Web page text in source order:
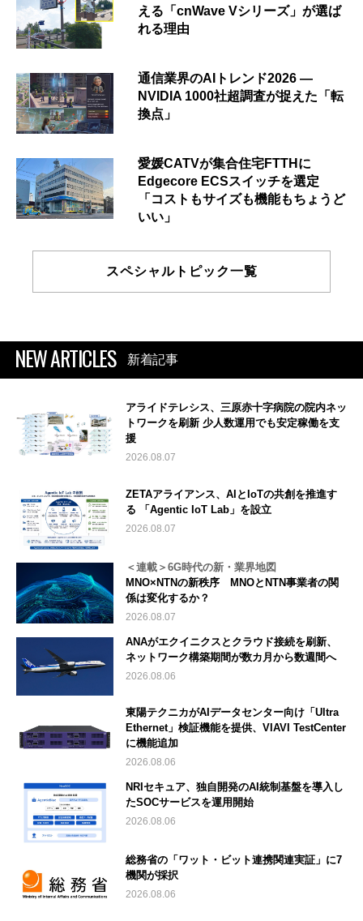
える「cnWave Vシリーズ」が選ば
れる理由
通信業界のAIトレンド2026 ―
NVIDIA 1000社超調査が捉えた「転
換点」
愛媛CATVが集合住宅FTTHに
Edgecore ECSスイッチを選定
「コストもサイズも機能もちょうど
いい」
スペシャルトピック一覧
NEW ARTICLES 新着記事
アライドテレシス、三原赤十字病院の院内ネッ
トワークを刷新 少人数運用でも安定稼働を支
援
2026.08.07
ZETAアライアンス、AIとIoTの共創を推進す
る 「Agentic IoT Lab」を設立
2026.08.07
＜連載＞6G時代の新・業界地図
MNO×NTNの新秩序 MNOとNTN事業者の関
係は変化するか？
2026.08.07
ANAがエクイニクスとクラウド接続を刷新、
ネットワーク構築期間が数カ月から数週間へ
2026.08.06
東陽テクニカがAIデータセンター向け「Ultra
Ethernet」検証機能を提供、VIAVI TestCenter
に機能追加
2026.08.06
NRIセキュア、独自開発のAI統制基盤を導入し
たSOCサービスを運用開始
2026.08.06
総務省の「ワット・ビット連携関連実証」に7
機関が採択
2026.08.06